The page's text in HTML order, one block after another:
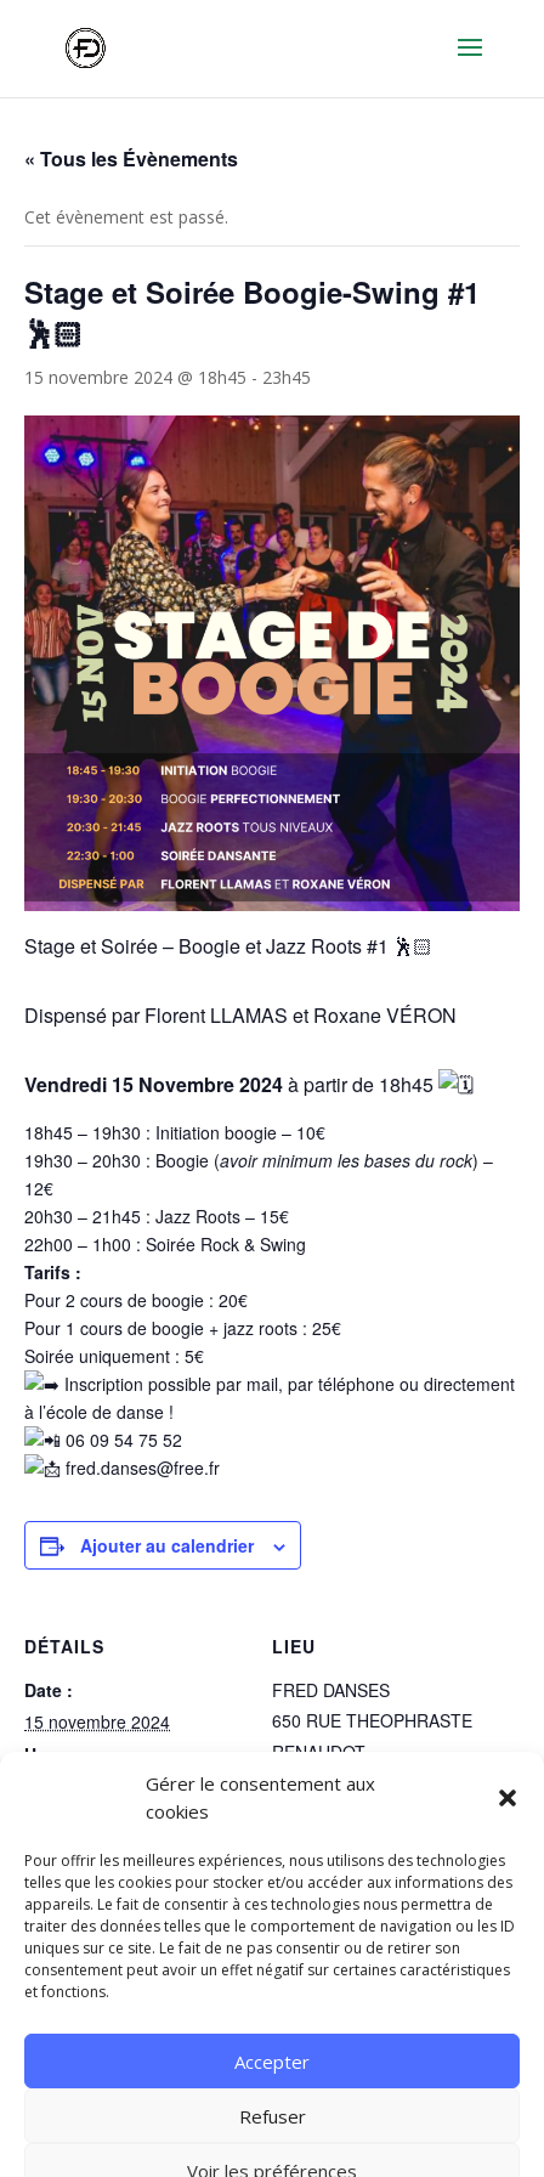
Gérer le consentement aux
cookies
Pour offrir les meilleures expériences, nous utilisons des technologies
telles que les cookies pour stocker et/ou accéder aux informations des
appareils. Le fait de consentir à ces technologies nous permettra de
traiter des données telles que le comportement de navigation ou les ID
uniques sur ce site. Le fait de ne pas consentir ou de retirer son
consentement peut avoir un effet négatif sur certaines caractéristiques
et fonctions.
Accepter
Refuser
Voir les préférences
« Tous les Évènements
Cet évènement est passé.
Stage et Soirée Boogie-Swing #1
🕺🏻
15 novembre 2024 @ 18h45 - 23h45
Stage et Soirée – Boogie et Jazz Roots #1 🕺🏻
Dispensé par Florent LLAMAS et Roxane VÉRON
Vendredi 15 Novembre 2024à partir de 18h45
18h45 – 19h30 : Initiation boogie – 10€
19h30 – 20h30 : Boogie (avoir minimum les bases du rock) –
12€
20h30 – 21h45 : Jazz Roots – 15€
22h00 – 1h00 : Soirée Rock & Swing
Tarifs :
Pour 2 cours de boogie : 20€
Pour 1 cours de boogie + jazz roots : 25€
Soirée uniquement : 5€
Inscription possible par mail, par téléphone ou directement
à l’école de danse !
06 09 54 75 52
fred.danses@free.fr
Ajouter au calendrier
DÉTAILS
Date :
15 novembre 2024
Heure :
Catégories d’Évènement:
Soirées , Stages
LIEU
FRED DANSES
650 RUE THEOPHRASTE
RENAUDOT
SAINT JEAN DE VEDAS
Téléphone
0467471836
Stage et Soirée – West Coast
Stage et Soirée – West Coast
Mentions légales et Politique de Confidentialité